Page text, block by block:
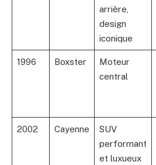
arrière,
design
iconique
1996 Boxster
Moteur
central
2002 Cayenne
SUV
performant
et luxueux